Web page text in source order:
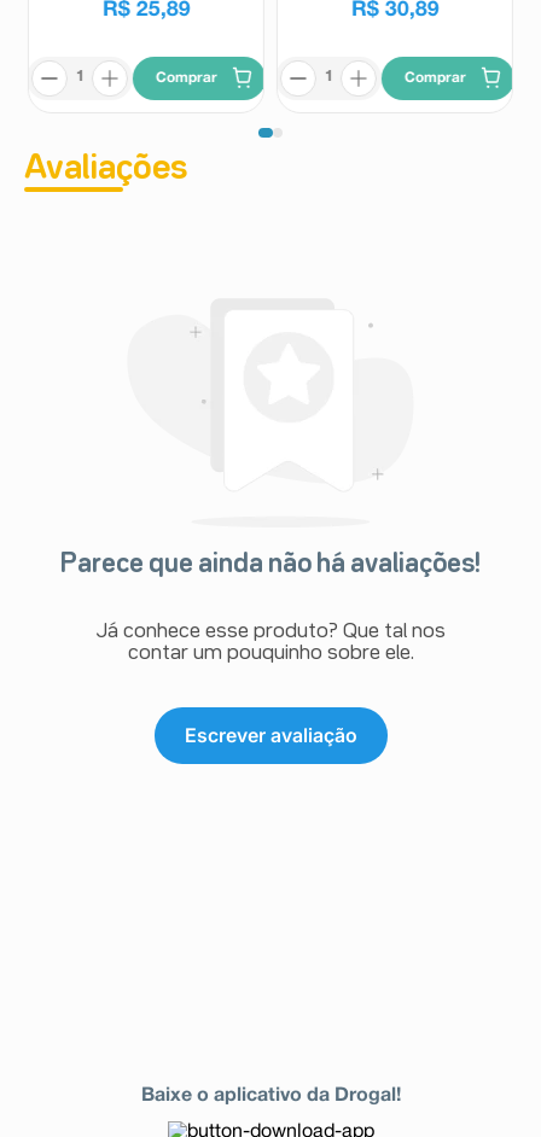
R$ 25,89
Comprar
R$ 30,89
Comprar
Avaliações
Parece que ainda não há avaliações!
Já conhece esse produto? Que tal nos
contar um pouquinho sobre ele.
Escrever avaliação
Baixe o aplicativo da Drogal!